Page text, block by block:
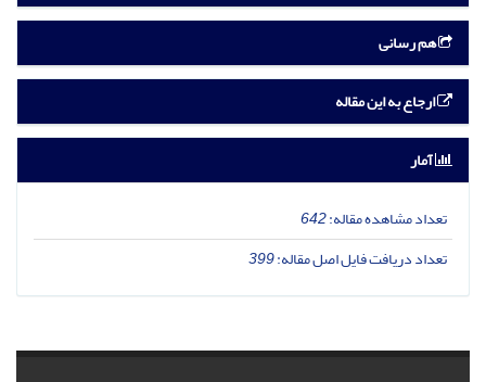
هم رسانی
ارجاع به این مقاله
آمار
تعداد مشاهده مقاله:642
تعداد دریافت فایل اصل مقاله:399